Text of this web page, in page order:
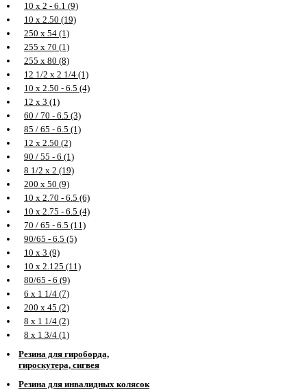
10 х 2 - 6.1 (9)
10 х 2.50 (19)
250 х 54 (1)
255 х 70 (1)
255 х 80 (8)
12 1/2 х 2 1/4 (1)
10 х 2.50 - 6.5 (4)
12 х 3 (1)
60 / 70 - 6.5 (3)
85 / 65 - 6.5 (1)
12 х 2.50 (2)
90 / 55 - 6 (1)
8 1/2 х 2 (19)
200 х 50 (9)
10 х 2.70 - 6.5 (6)
10 х 2.75 - 6.5 (4)
70 / 65 - 6.5 (11)
90/65 - 6.5 (5)
10 х 3 (9)
10 х 2.125 (11)
80/65 - 6 (9)
6 х 1 1/4 (7)
200 х 45 (2)
8 х 1 1/4 (2)
8 х 1 3/4 (1)
Резина для гироборда,
гироскутера, сигвея
Резина для инвалидных колясок